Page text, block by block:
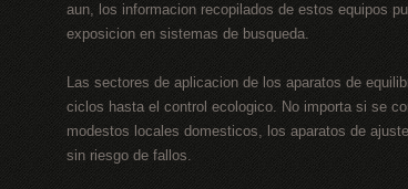
aun, los informacion recopilados de estos equipos
exposicion en sistemas de busqueda.
Las sectores de aplicacion de los aparatos de
ciclos hasta el control ecologico. No importa si se
modestos locales domesticos, los aparatos de
sin riesgo de fallos.